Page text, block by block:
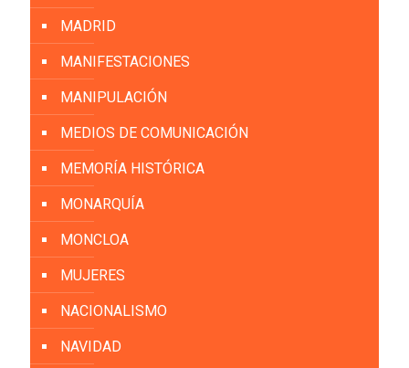
MADRID
MANIFESTACIONES
MANIPULACIÓN
MEDIOS DE COMUNICACIÓN
MEMORÍA HISTÓRICA
MONARQUÍA
MONCLOA
MUJERES
NACIONALISMO
NAVIDAD